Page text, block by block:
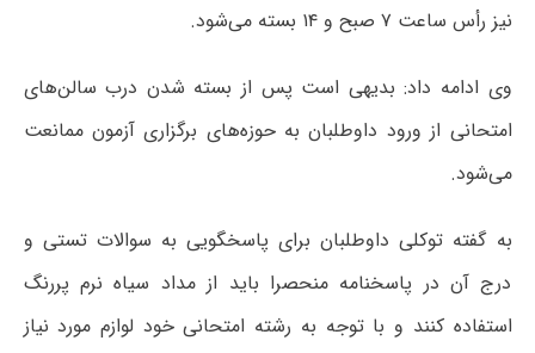
نیز رأس ساعت ۷ صبح و ۱۴ بسته می‌شود.
وی ادامه داد: بدیهی است پس از بسته شدن درب سالن‌های
امتحانی از ورود داوطلبان به حوزه‌های برگزاری آزمون ممانعت
می‌شود.
به گفته توکلی داوطلبان برای پاسخگویی به سوالات تستی و
درج آن در پاسخنامه منحصرا باید از مداد سیاه نرم پررنگ
استفاده کنند و با توجه به رشته امتحانی خود لوازم مورد نیاز